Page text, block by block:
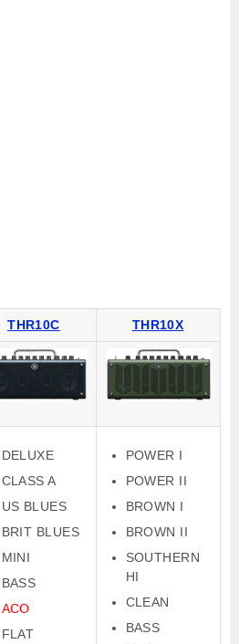
THR10C THR10X
DELUXE
CLASS A
US BLUES
BRIT BLUES
MINI
BASS
ACO
FLAT
POWER I
POWER II
BROWN I
BROWN II
SOUTHERN
HI
CLEAN
BASS